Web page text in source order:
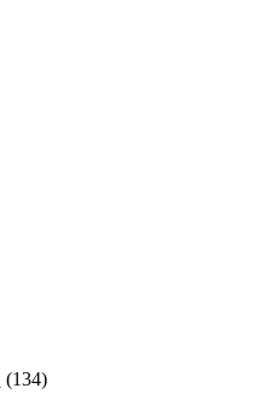
(134)